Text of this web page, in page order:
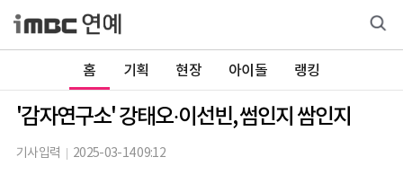
홈 기획 현장 아이돌 랭킹
'감자연구소' 강태오·이선빈, 썸인지 쌈인지
기사입력 2025-03-14 09:12